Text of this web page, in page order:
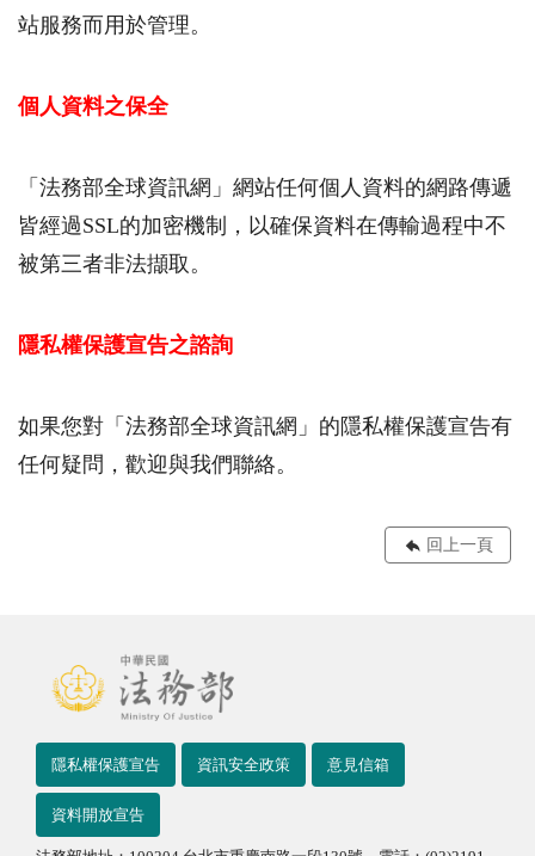
站服務而用於管理。
個人資料之保全
「法務部全球資訊網」網站任何個人資料的網路傳遞
皆經過SSL的加密機制，以確保資料在傳輸過程中不
被第三者非法擷取。
隱私權保護宣告之諮詢
如果您對「法務部全球資訊網」的隱私權保護宣告有
任何疑問，歡迎與我們聯絡。
回上一頁
隱私權保護宣告 資訊安全政策 意見信箱
資料開放宣告